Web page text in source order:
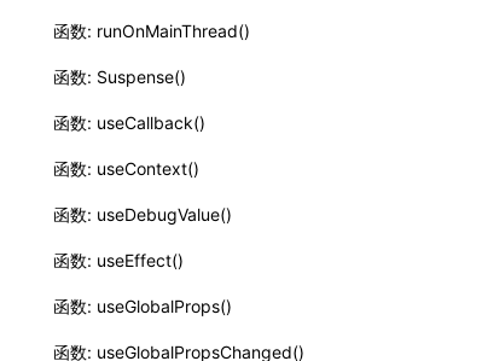
函数: runOnMainThread()
函数: Suspense()
函数: useCallback()
函数: useContext()
函数: useDebugValue()
函数: useEffect()
函数: useGlobalProps()
函数: useGlobalPropsChanged()